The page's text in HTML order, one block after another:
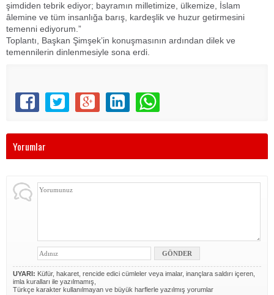
şimdiden tebrik ediyor; bayramın milletimize, ülkemize, İslam
âlemine ve tüm insanlığa barış, kardeşlik ve huzur getirmesini
temenni ediyorum.”
Toplantı, Başkan Şimşek’in konuşmasının ardından dilek ve
temennilerin dinlenmesiyle sona erdi.
Yorumlar
UYARI: Küfür, hakaret, rencide edici cümleler veya imalar, inançlara saldırı içeren,
imla kuralları ile yazılmamış,
Türkçe karakter kullanılmayan ve büyük harflerle yazılmış yorumlar